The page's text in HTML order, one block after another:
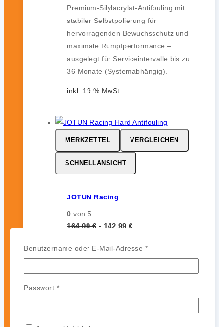
Premium-Silylacrylat-Antifouling mit
stabiler Selbstpolierung für
hervorragenden Bewuchsschutz und
maximale Rumpfperformance –
ausgelegt für Serviceintervalle bis zu
36 Monate (Systemabhängig).
inkl. 19 % MwSt.
MERKZETTEL VERGLEICHEN
SCHNELLANSICHT
JOTUN Racing
0 von 5
164,99€ - 142,99 €
JOTUN Racing ist ein
leistungsstarkes Hartantifouling für
Hochgeschwindigkeits- und
glatte und polierfähige Oberfläche
Benutzername oder E-Mail-Adresse *Erforderlich
Passwort *Erforderlich